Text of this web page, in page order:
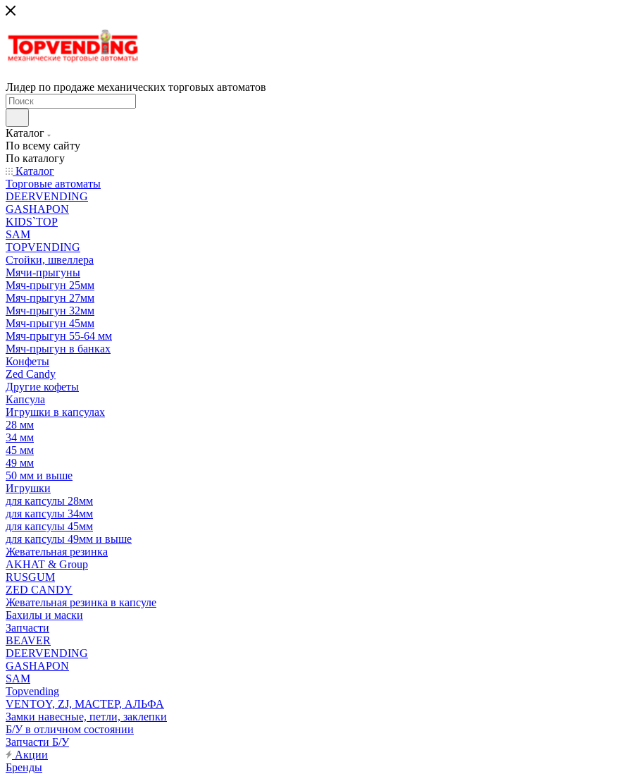
Лидер по продаже механических торговых автоматов
Каталог
По всему сайту
По каталогу
Каталог
Торговые автоматы
DEERVENDING
GASHAPON
KIDS`TOP
SAM
TOPVENDING
Стойки, швеллера
Мячи-прыгуны
Мяч-прыгун 25мм
Мяч-прыгун 27мм
Мяч-прыгун 32мм
Мяч-прыгун 45мм
Мяч-прыгун 55-64 мм
Мяч-прыгун в банках
Конфеты
Zed Candy
Другие кофеты
Капсула
Игрушки в капсулах
28 мм
34 мм
45 мм
49 мм
50 мм и выше
Игрушки
для капсулы 28мм
для капсулы 34мм
для капсулы 45мм
для капсулы 49мм и выше
Жевательная резинка
AKHAT & Group
RUSGUM
ZED CANDY
Жевательная резинка в капсуле
Бахилы и маски
Запчасти
BEAVER
DEERVENDING
GASHAPON
SAM
Topvending
VENTOY, ZJ, МАСТЕР, АЛЬФА
Замки навесные, петли, заклепки
Б/У в отличном состоянии
Запчасти Б/У
Акции
Бренды